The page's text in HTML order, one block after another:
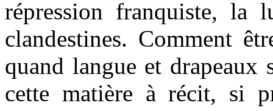
répression franquiste, la
clandestines. Comment
quand langue et
cette matière à récit, si